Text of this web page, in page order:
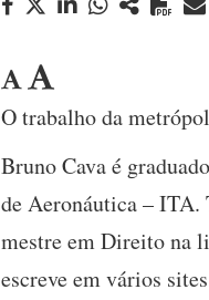
O trabalho da
Bruno Cava é
de Aeronáutica – ITA.
mestre em Direito na
escreve em vários